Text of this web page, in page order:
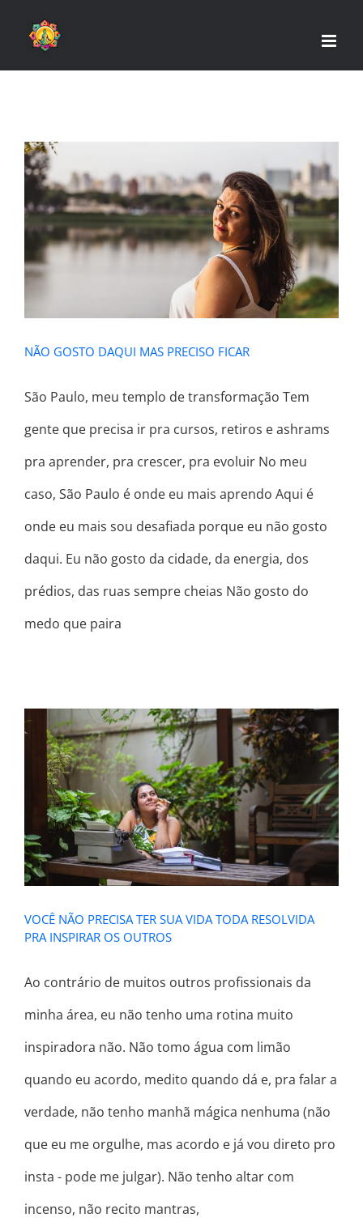
NÃO GOSTO DAQUI MAS PRECISO
FICAR
NÃO GOSTO DAQUI MAS PRECISO FICAR
São Paulo, meu templo de transformação Tem
gente que precisa ir pra cursos, retiros e ashrams
pra aprender, pra crescer, pra evoluir No meu
caso, São Paulo é onde eu mais aprendo Aqui é
onde eu mais sou desafiada porque eu não gosto
daqui. Eu não gosto da cidade, da energia, dos
prédios, das ruas sempre cheias Não gosto do
medo que paira
VOCÊ NÃO PRECISA TER SUA VIDA
TODA RESOLVIDA PRA INSPIRAR OS
OUTROS
VOCÊ NÃO PRECISA TER SUA VIDA TODA RESOLVIDA
PRA INSPIRAR OS OUTROS
Ao contrário de muitos outros profissionais da
minha área, eu não tenho uma rotina muito
inspiradora não. Não tomo água com limão
quando eu acordo, medito quando dá e, pra falar a
verdade, não tenho manhã mágica nenhuma (não
que eu me orgulhe, mas acordo e já vou direto pro
insta - pode me julgar). Não tenho altar com
incenso, não recito mantras,